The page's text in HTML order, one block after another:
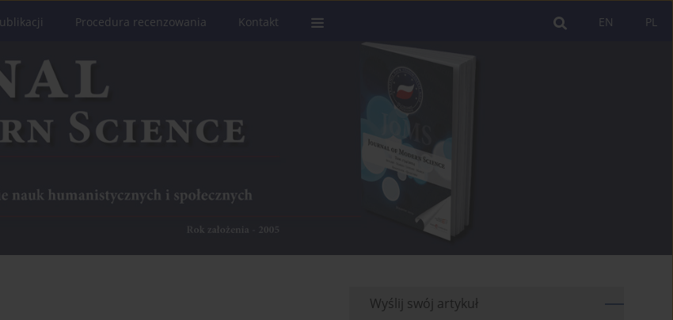
PL
EN
Procedura recenzowania Kontakt
Wyślij swój artykuł